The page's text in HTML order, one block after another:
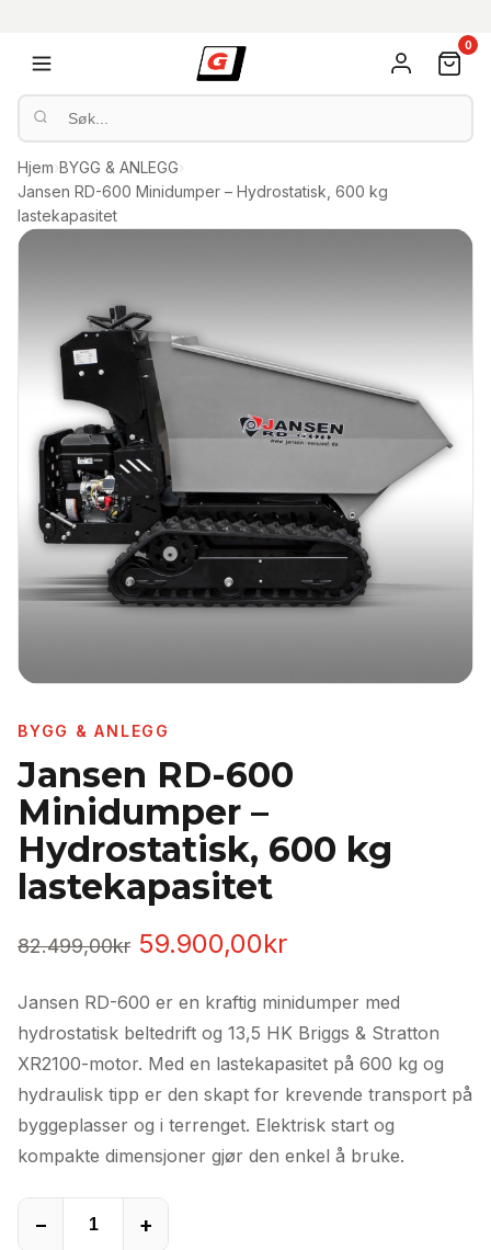
0
Hjem›BYGG & ANLEGG›
Jansen RD-600 Minidumper – Hydrostatisk, 600 kg
lastekapasitet
BYGG & ANLEGG
Jansen RD-600
Minidumper –
Hydrostatisk, 600 kg
lastekapasitet
82.499,00kr Opprinnelig
var:
82.499,00kr.
59.900,00krNåværende
er:
59.900,00kr.
Jansen RD-600 er en kraftig minidumper med
hydrostatisk beltedrift og 13,5 HK Briggs & Stratton
XR2100-motor. Med en lastekapasitet på 600 kg og
hydraulisk tipp er den skapt for krevende transport på
byggeplasser og i terrenget. Elektrisk start og
kompakte dimensjoner gjør den enkel å bruke.
− +